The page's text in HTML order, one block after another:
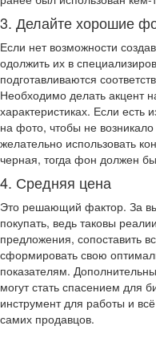
3. Делайте хорошие
Если нет возможности
одолжить их в
подготавливаются
Необходимо делать акцент
характеристиках. Если есть
на фото, чтобы не
желательно использовать
черная, тогда фон должен
4. Средняя цена
Это решающий фактор. За
покупать, ведь таковы
предложения, сопоставить
сформировать свою
показателям.
могут стать спасением для
инструмент для работы и
самих продавцов.